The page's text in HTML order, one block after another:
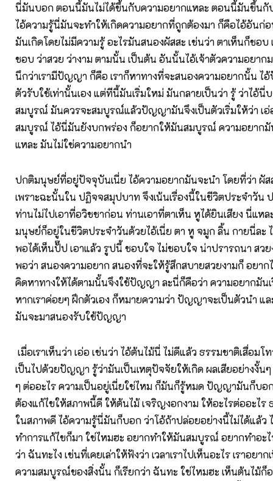
นี่มันบอก ตอนนี้มันไม่ได้ขึ้นกับความอยากแหละ ตอนนี้มันขึ้นกั
ไอ้ความรู้นี่มันจะทำให้เกิดความอยากที่ถูกต้องมา ก็คือไอ้อันก่
มันเกิดโดยไม่มีความรู้ อะไรมันสนองผัสสะ เช่นว่า ตาเห็นก็ชอ
ชอบ ว่าสวย ว่างาม ตามนั้น เป็นต้น อันนั้นไอ้เจ้าตัวความอยาก
นึกว่าเรามีปัญญา ก็คือ เราก็หาทางที่จะสนองความอยากนั้น ไ
ตัวรับใช้เท่านั้นเอง แต่ทีนี้มันเริ่มใหม่ มันกลายเป็นว่า รู้ ว่าไอ้นี่
สมบูรณ์ มันควรจะสมบูรณ์แล้วปัญญามันจึงเป็นตัวเริ่มให้ว่า เอ่
สมบูรณ์ ไอ้นี่มันยังบกพร่อง ก็อยากให้มันสมบูรณ์ ความอยาก
แหละ มันไม่ใช่ความอยากนำ
ปกติมนุษย์ที่อยู่ปัจจุบันเนี่ย ไอ้ความอยากมันจะนำ โดยที่ว่า ผั
เพราะฉะนั้นใน ปฏิจจสมุปบาท จึงเน้นเรื่องนี้ในชีวิตประจำวัน
ท่านไม่ไปเอาที่อวิชชาก่อน ท่านเอาที่ตาเห็น หูได้ยินเสียง นี่แหล
มนุษย์ก็อยู่ในชีวิตประจำวันด้วยไอ้เนี่ย ตา หู จมูก ลิ้น กายนี่ละ
พอได้เห็นปั๊ป เอาแล้ว รูปนี้ ชอบใจ ไม่ชอบใจ น่าปรารถนา สว
พอว่า สนองความอยาก สนองที่จะให้รู้สึกสบายสวยงามก็ อยาก
คิดหาทางให้ได้ตามนั้นจึงใช้ปัญญา ละนี่ก็คือว่า ความอยากมัน
หากเราค่อยๆ ฝึกตัวเอง ก็หมายความว่า ปัญญาจะเป็นตัวนำ แ
มันจะมาสนองรับใช้ปัญญา
เมื่อเราเห็นว่า เอ่อ เช่นว่า ไอ้ต้นไม้นี่ ไม่ดีแล้ว ธรรมชาติเสื่อมโ
เป็นไปด้วยปัญญา รู้ว่ามันเป็นเหตุปัจจัยให้เกิด ผลเสียอย่างงั้น
ๆ ต่ออะไร ความเป็นอยู่เนี่ยใช่ไหม ก็มันก็รู้หมด ปัญญามันก็บอ
ต้องแก้ไขให้สภาพนี้ดี ให้ต้นไม้ เจริญงอกงาม ให้อะไรต่ออะไร
ในสภาพดี ไอ้ความรู้นี่มันก็บอก ว่าโอ้ถ้าปล่อยอย่างนี้ไม่ได้แล้ว
ทำการแก้ไขก็มา ใช่ไหมฮะ อยากทำให้มันสมบูรณ์ อยากทำอะ
ว่า ฉันทะไง เช่นที่เคยเล่าให้ฟังว่า เวลาเราไปเห็นอะไร เราอยา
ความสมบูรณ์ของสิ่งนั้น ก็เรียกว่า ฉันทะ ใช่ไหมฮะ เห็นต้นไม้ก็